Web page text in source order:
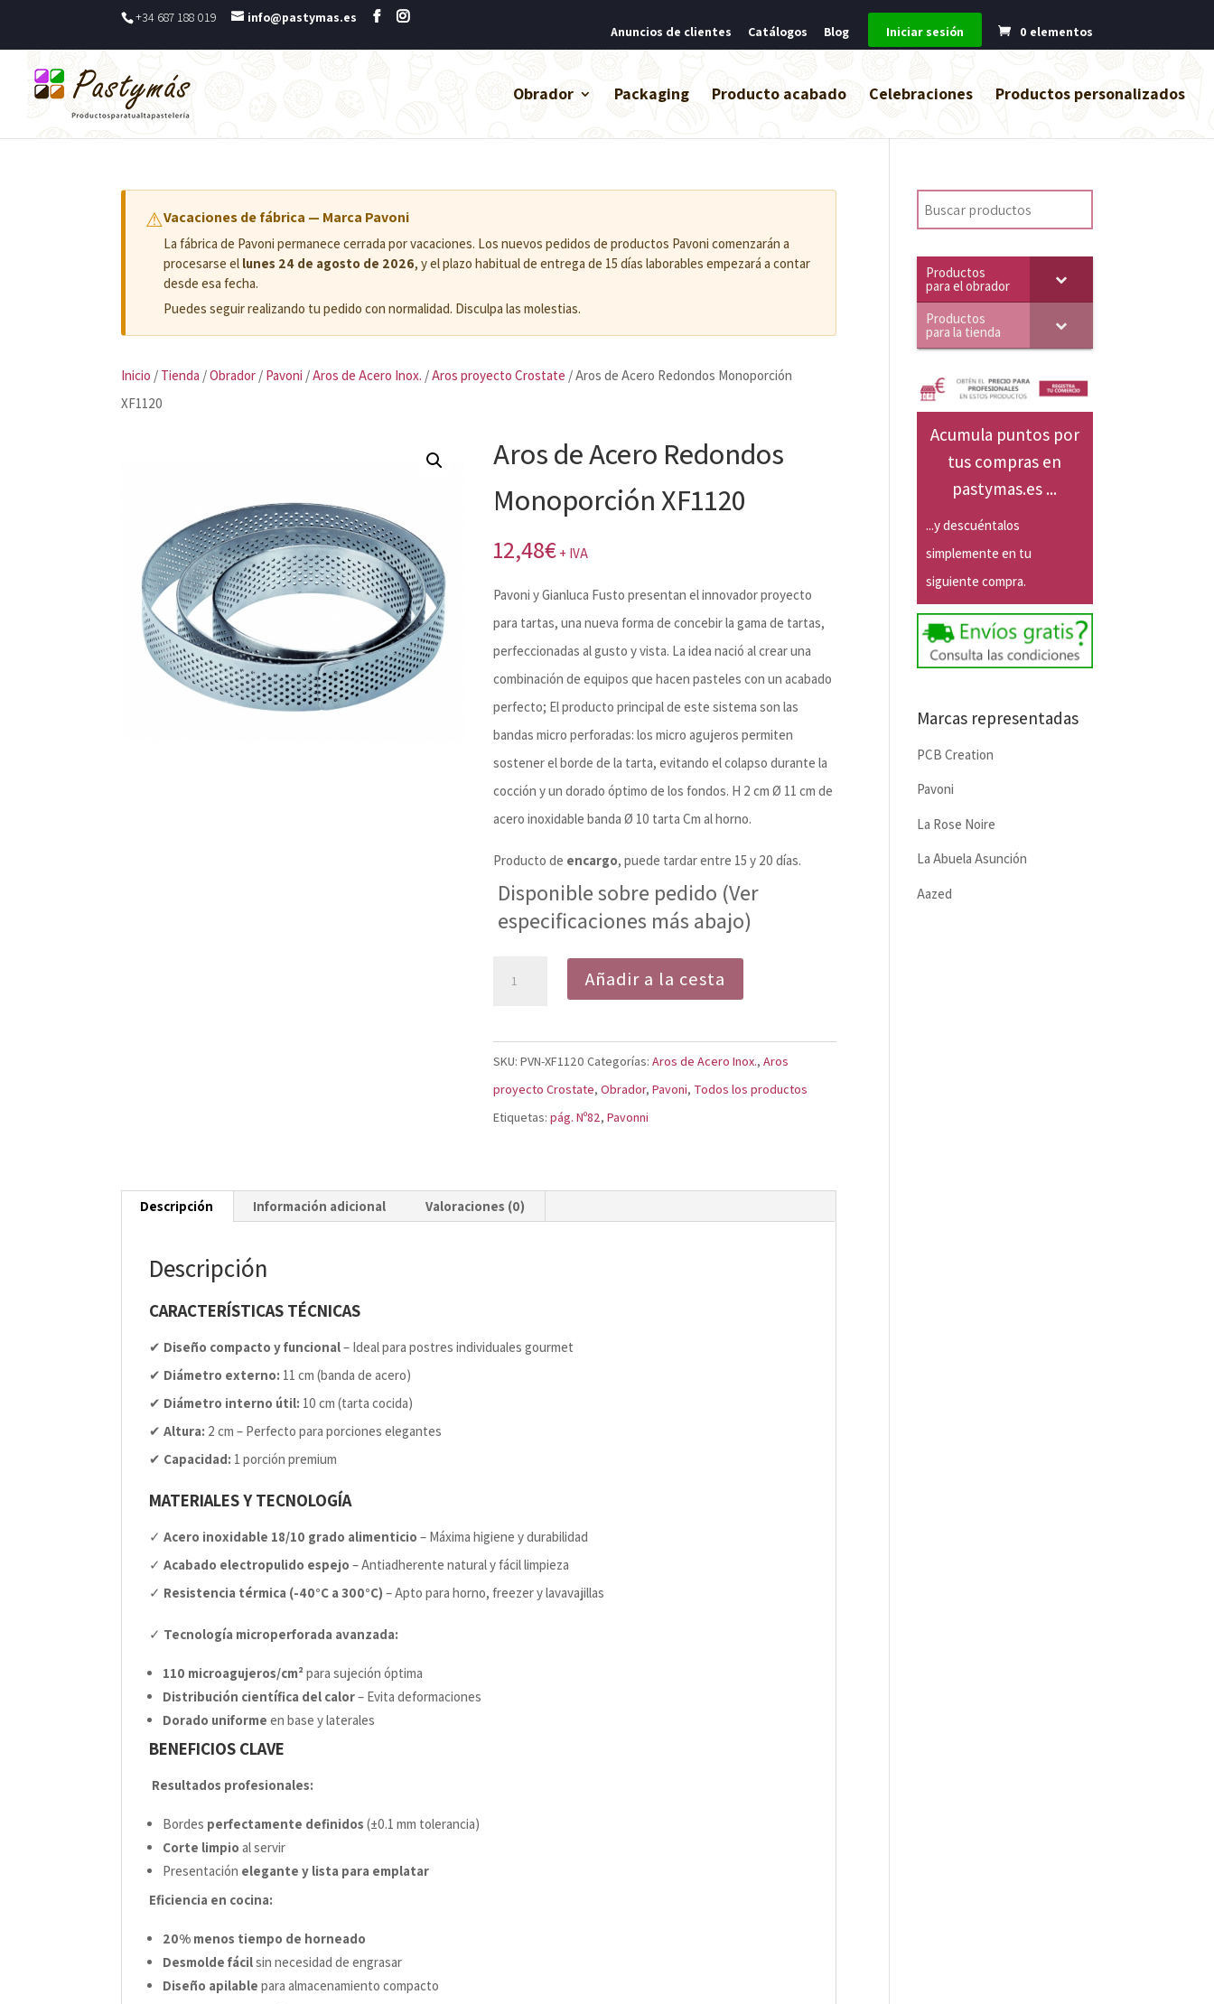
+34 687 188 019
info@pastymas.es
Anuncios de clientes
Catálogos Blog Iniciar sesión 0 elementos
Obrador Packaging Producto acabado Celebraciones Productos personalizados
⚠Vacaciones de fábrica — Marca Pavoni
La fábrica de Pavoni permanece cerrada por vacaciones. Los nuevos pedidos de productos Pavoni comenzarán a
procesarse el lunes 24 de agosto de 2026, y el plazo habitual de entrega de 15 días laborables empezará a contar
desde esa fecha.
Puedes seguir realizando tu pedido con normalidad. Disculpa las molestias.
Inicio / Tienda /Obrador / Pavoni /Aros de Acero Inox. /Aros proyecto Crostate / Aros de Acero Redondos Monoporción
XF1120
Aros de Acero Redondos
Monoporción XF1120
12,48€ + IVA
Pavoni y Gianluca Fusto presentan el innovador proyecto
para tartas, una nueva forma de concebir la gama de tartas,
perfeccionadas al gusto y vista. La idea nació al crear una
combinación de equipos que hacen pasteles con un acabado
perfecto; El producto principal de este sistema son las
bandas micro perforadas: los micro agujeros permiten
sostener el borde de la tarta, evitando el colapso durante la
cocción y un dorado óptimo de los fondos. H 2 cm Ø 11 cm de
acero inoxidable banda Ø 10 tarta Cm al horno.
Producto de encargo, puede tardar entre 15 y 20 días.
Disponible sobre pedido (Ver
especificaciones más abajo)
Redondos
Monoporción
XF1120
Añadir a la cesta
SKU:PVN-XF1120 Categorías:Aros de Acero Inox.,Aros
proyecto Crostate,Obrador,Pavoni, Todos los productos
Etiquetas:pág. Nº82,Pavonni
Descripción Información adicional Valoraciones (0)
Descripción
CARACTERÍSTICAS TÉCNICAS
✔ Diseño compacto y funcional– Ideal para postres individuales gourmet
✔ Diámetro externo: 11 cm (banda de acero)
✔ Diámetro interno útil: 10 cm (tarta cocida)
✔Altura: 2 cm – Perfecto para porciones elegantes
✔ Capacidad: 1 porción premium
MATERIALES Y TECNOLOGÍA
✓Acero inoxidable 18/10 grado alimenticio – Máxima higiene y durabilidad
✓Acabado electropulido espejo – Antiadherente natural y fácil limpieza
✓ Resistencia térmica (-40°C a 300°C) – Apto para horno, freezer y lavavajillas
✓ Tecnología microperforada avanzada:
110 microagujeros/cm²para sujeción óptima
Distribución científica del calor– Evita deformaciones
Dorado uniforme en base y laterales
BENEFICIOS CLAVE
Resultados profesionales:
Bordes perfectamente definidos (±0.1 mm tolerancia)
Corte limpio al servir
Presentación elegante y lista para emplatar
Eficiencia en cocina:
20% menos tiempo de horneado
Desmolde fácilsin necesidad de engrasar
Diseño apilable para almacenamiento compacto
Productos
para el obrador
Productos
para la tienda
Acumula puntos por
tus compras en
pastymas.es ...
...y descuéntalos
simplemente en tu
siguiente compra.
Marcas representadas
PCB Creation
Pavoni
La Rose Noire
La Abuela Asunción
Aazed